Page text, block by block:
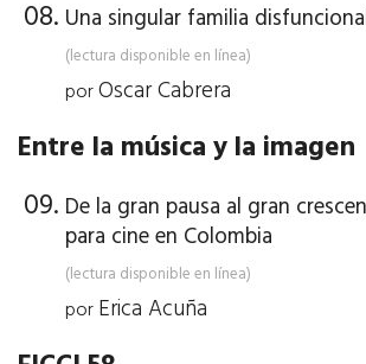
Una singular familia
(lectura disponible en línea)
porOscar Cabrera
Entre la música y la imagen
De la gran pausa al gran
para cine en Colombia
(lectura disponible en línea)
porErica Acuña